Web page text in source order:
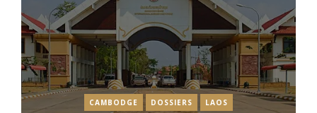
CAMBODGE DOSSIERS LAOS